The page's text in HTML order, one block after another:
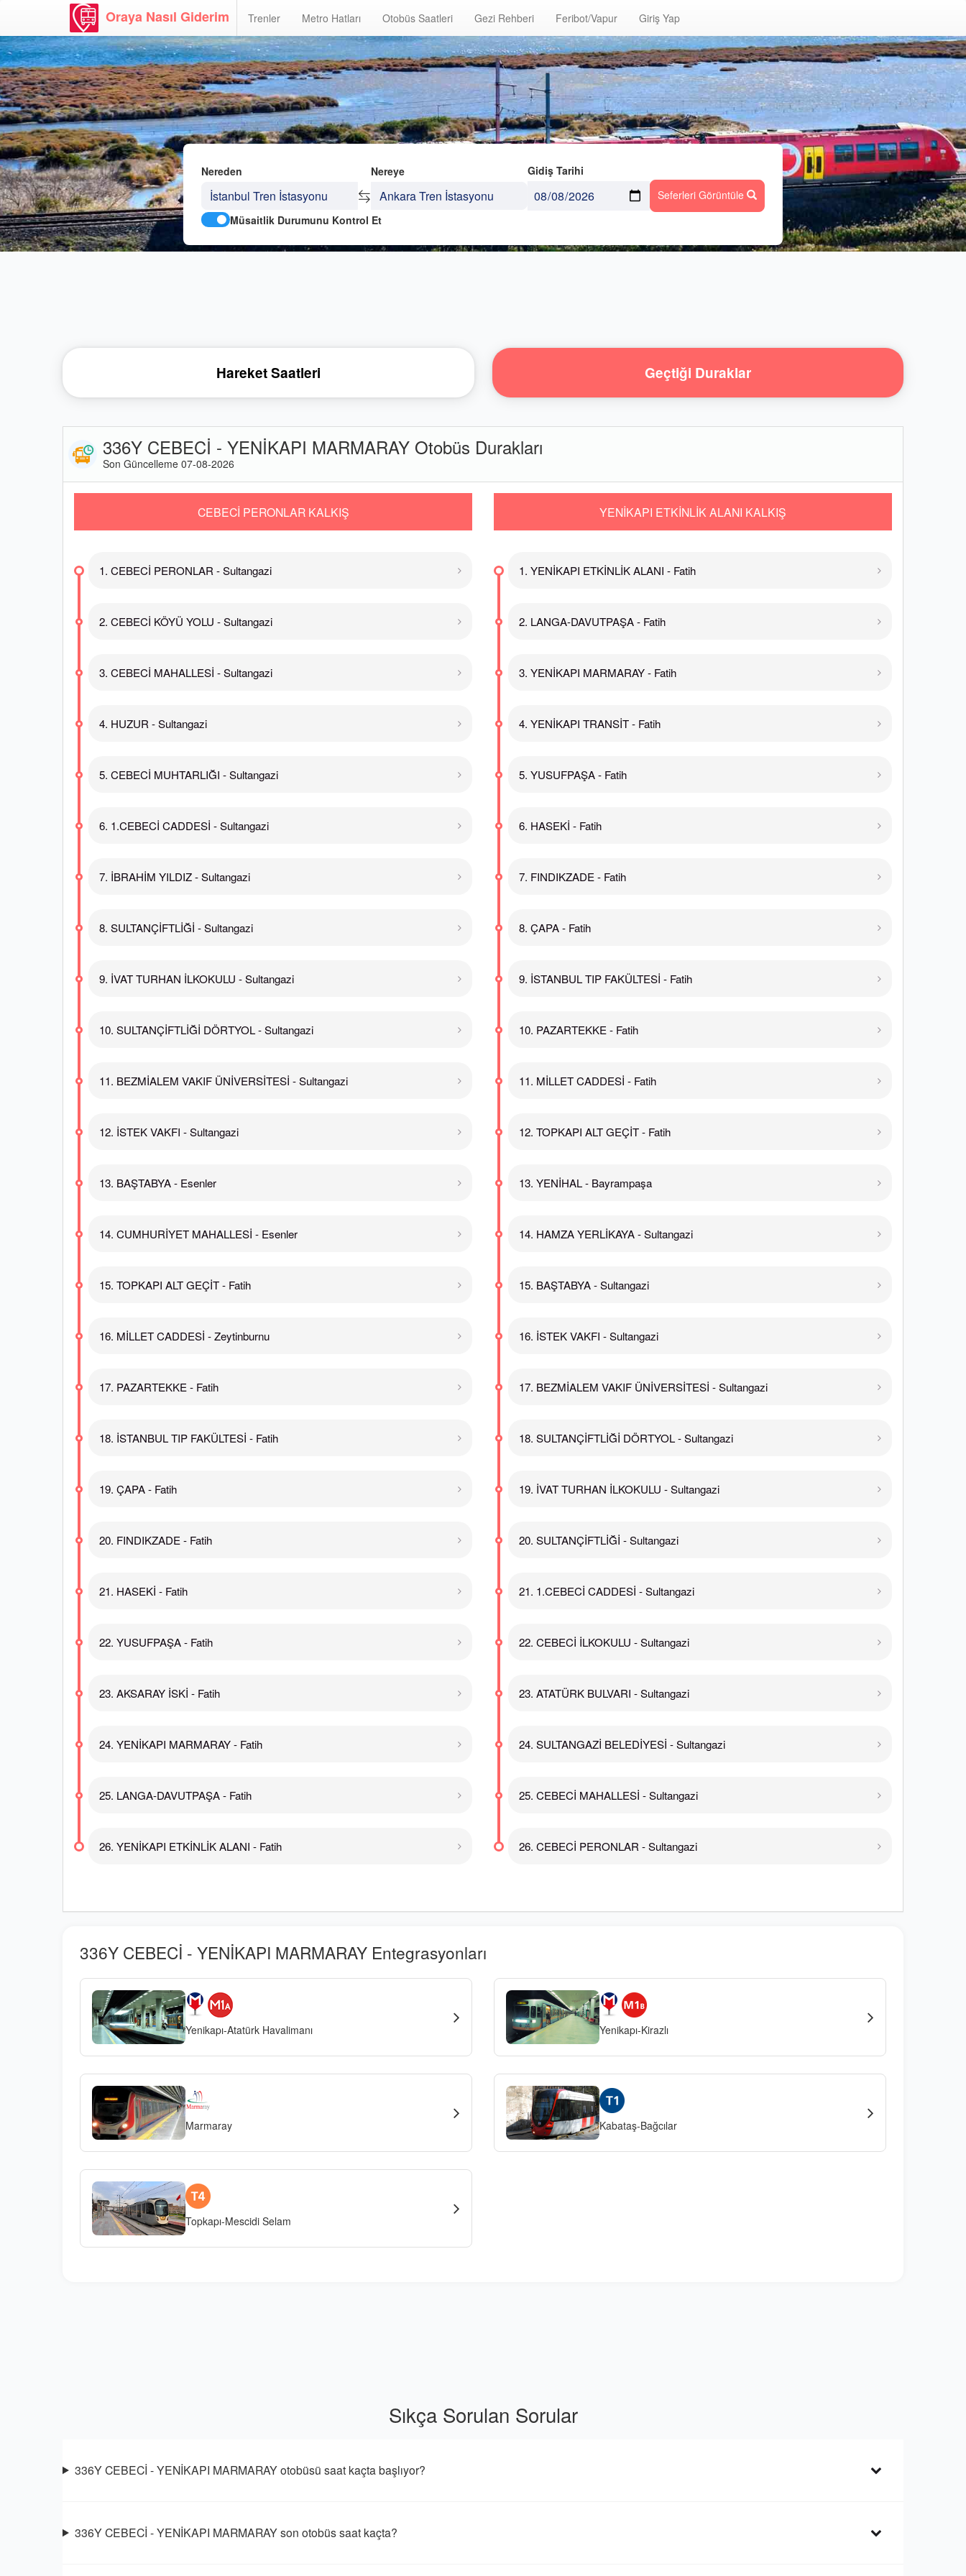
Oraya Nasıl Giderim Trenler Metro Hatları Otobüs Saatleri Gezi Rehberi Feribot/Vapur Giriş Yap
Nereden Nereye
Gidiş Tarihi
Seferleri Görüntüle
Müsaitlik Durumunu Kontrol Et
Hareket Saatleri Geçtiği Duraklar
336Y CEBECİ - YENİKAPI MARMARAY Otobüs Durakları
Son Güncelleme 07-08-2026
CEBECİ PERONLAR KALKIŞ
1. CEBECİ PERONLAR - Sultangazi
2. CEBECİ KÖYÜ YOLU - Sultangazi
3. CEBECİ MAHALLESİ - Sultangazi
4. HUZUR - Sultangazi
5. CEBECİ MUHTARLIĞI - Sultangazi
6. 1.CEBECİ CADDESİ - Sultangazi
7. İBRAHİM YILDIZ - Sultangazi
8. SULTANÇİFTLİĞİ - Sultangazi
9. İVAT TURHAN İLKOKULU - Sultangazi
10. SULTANÇİFTLİĞİ DÖRTYOL - Sultangazi
11. BEZMİALEM VAKIF ÜNİVERSİTESİ - Sultangazi
12. İSTEK VAKFI - Sultangazi
13. BAŞTABYA - Esenler
14. CUMHURİYET MAHALLESİ - Esenler
15. TOPKAPI ALT GEÇİT - Fatih
16. MİLLET CADDESİ - Zeytinburnu
17. PAZARTEKKE - Fatih
18. İSTANBUL TIP FAKÜLTESİ - Fatih
19. ÇAPA - Fatih
20. FINDIKZADE - Fatih
21. HASEKİ - Fatih
22. YUSUFPAŞA - Fatih
23. AKSARAY İSKİ - Fatih
24. YENİKAPI MARMARAY - Fatih
25. LANGA-DAVUTPAŞA - Fatih
26. YENİKAPI ETKİNLİK ALANI - Fatih
YENİKAPI ETKİNLİK ALANI KALKIŞ
1. YENİKAPI ETKİNLİK ALANI - Fatih
2. LANGA-DAVUTPAŞA - Fatih
3. YENİKAPI MARMARAY - Fatih
4. YENİKAPI TRANSİT - Fatih
5. YUSUFPAŞA - Fatih
6. HASEKİ - Fatih
7. FINDIKZADE - Fatih
8. ÇAPA - Fatih
9. İSTANBUL TIP FAKÜLTESİ - Fatih
10. PAZARTEKKE - Fatih
11. MİLLET CADDESİ - Fatih
12. TOPKAPI ALT GEÇİT - Fatih
13. YENİHAL - Bayrampaşa
14. HAMZA YERLİKAYA - Sultangazi
15. BAŞTABYA - Sultangazi
16. İSTEK VAKFI - Sultangazi
17. BEZMİALEM VAKIF ÜNİVERSİTESİ - Sultangazi
18. SULTANÇİFTLİĞİ DÖRTYOL - Sultangazi
19. İVAT TURHAN İLKOKULU - Sultangazi
20. SULTANÇİFTLİĞİ - Sultangazi
21. 1.CEBECİ CADDESİ - Sultangazi
22. CEBECİ İLKOKULU - Sultangazi
23. ATATÜRK BULVARI - Sultangazi
24. SULTANGAZİ BELEDİYESİ - Sultangazi
25. CEBECİ MAHALLESİ - Sultangazi
26. CEBECİ PERONLAR - Sultangazi
336Y CEBECİ - YENİKAPI MARMARAY Entegrasyonları
Yenikapı-Atatürk Havalimanı Yenikapı-Kirazlı
Marmaray Kabataş-Bağcılar
Topkapı-Mescidi Selam
Sıkça Sorulan Sorular
336Y CEBECİ - YENİKAPI MARMARAY otobüsü saat kaçta başlıyor?
336Y CEBECİ - YENİKAPI MARMARAY son otobüs saat kaçta?